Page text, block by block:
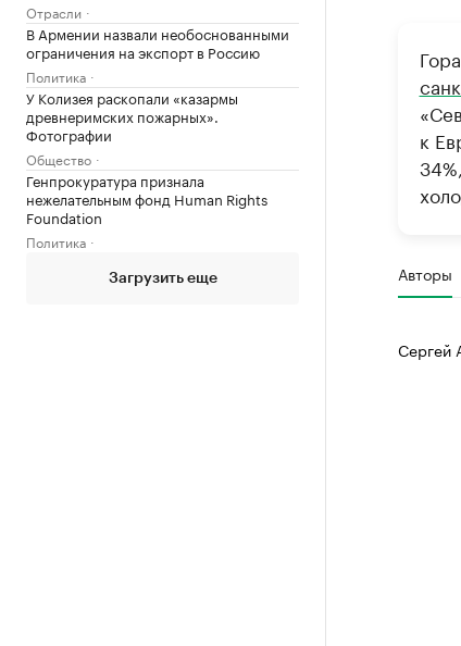
Отрасли
В Армении назвали необоснованными
ограничения на экспорт в Россию
Политика
У Колизея раскопали «казармы
древнеримских пожарных».
Фотографии
Общество
Генпрокуратура признала
нежелательным фонд Human Rights
Foundation
Политика
Загрузить еще
к
Авторы
Сергей